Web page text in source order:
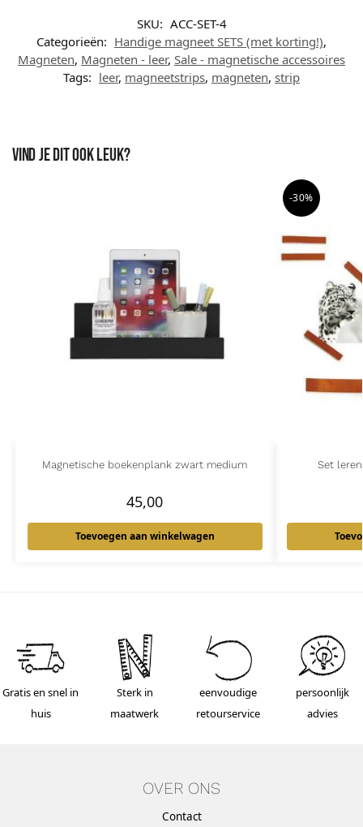
SKU: ACC-SET-4
Categorieën: Handige magneet SETS (met korting!),
Magneten, Magneten - leer, Sale - magnetische accessoires
Tags: leer, magneetstrips, magneten, strip
Vind je dit ook leuk?
Magnetische boekenplank zwart medium
45,00
Toevoegen aan winkelwagen
-30%
Set
Gratis en snel in
huis
Sterk in
maatwerk
eenvoudige
retourservice
persoonlijk
advies
OVER ONS
Contact